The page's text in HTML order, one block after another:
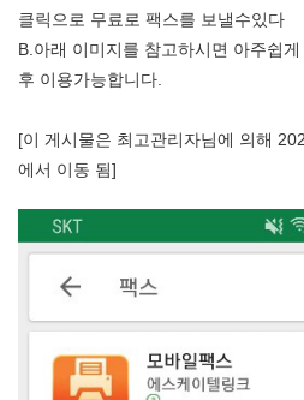
클릭으로 무료로 팩스를 보낼수있다
B.아래 이미지를 참고하시면 아주쉽
후 이용가능합니다.
[이 게시물은 최고관리자님에 의해
에서 이동 됨]